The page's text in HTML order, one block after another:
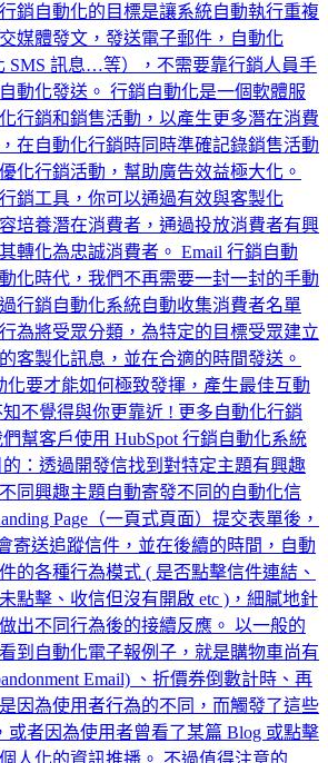
銷自動化的目標是讓系統自動執行重複
媒體發文，發送電子郵件，自動化
SMS 訊息…等），不需要靠行銷人員手
動化發送。 行銷自動化是一個軟體服
行銷和銷售活動，以產生更多潛在消費
在自動化行銷時同時準確記錄銷售活動
化行銷活動，幫助廣告效益極大化。
銷工具，你可以通過有效與客製化
容培養潛在消費者，通過投放消費者有興
轉化為忠誠消費者。 Email 行銷自動
化時代，我們不再需要一封一封的手動
行銷自動化系統自動收集消費者名單
為將受眾分類，為特定的目標受眾建立
客製化訊息，並在合適的時間發送。
化要才能如何極致發揮，產生最佳互動
不覺得與你更靠近 ! 更多自動化行銷
幫客戶使用 HubSpot 行銷自動化系統
：透過開發信找到對特定主題有興趣
同興趣主題自動寄發不同的自動化信
Page（一頁式頁面）提交表單後，
寄送追蹤信件，並在後續的時間，自動
的各種行為模式 ( 是否點擊信件連結、
點擊、收信但沒有開啟 etc )，細膩地針
出不同行為後的接續反應。 以一般的
到自動化電子報例子，就是購物車尚有
Email) 、折價券倒數計時、再
因為使用者行為的不同，而觸發了這些
或者因為使用者曾看了某篇 Blog 或點擊
人化的資訊推播。 不過值得注意的